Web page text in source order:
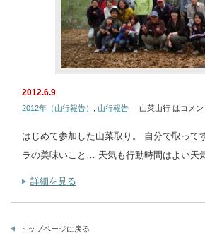
2012.6.9
2012年（山行報告） 山行報告 山菜山行 は コメ
はじめて参加した山菜取り。 自分で取って
ラの美味いこと… 天気も行動時間はよい天
詳細を見る
トップページに戻る